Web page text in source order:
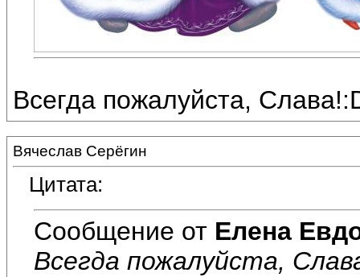
Всегда пожалуйста,
Вячеслав Серёгин
Цитата:
Сообщение от Елена
Всегда пожалуйста,